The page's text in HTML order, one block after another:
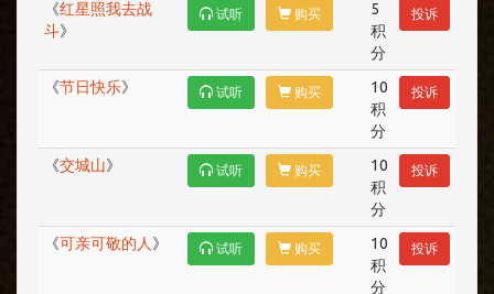
《红星照我去战
斗》
试听 购买
5
积
分
投诉
《节日快乐》 试听 购买
10
积
分
投诉
《交城山》 试听 购买
10
积
分
投诉
《可亲可敬的人 》 试听 购买
10
积
分
投诉